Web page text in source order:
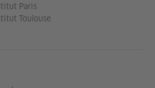
Paris
Toulouse